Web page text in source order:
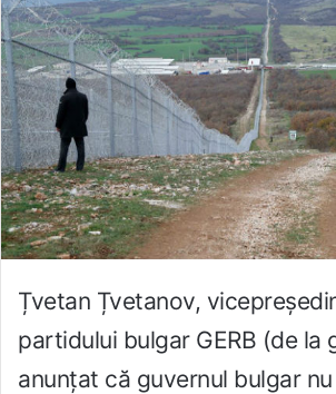
Țvetan Țvetanov,
partidului bulgar GERB (de la
anunțat că guvernul bulgar